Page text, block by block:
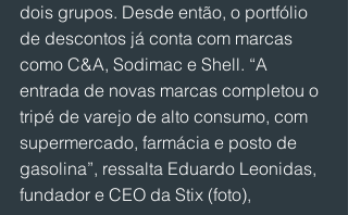
dois grupos. Desde então, o portfólio
de descontos já conta com marcas
como C&A, Sodimac e Shell. “A
entrada de novas marcas completou o
tripé de varejo de alto consumo, com
supermercado, farmácia e posto de
gasolina”, ressalta Eduardo Leonidas,
fundador e CEO da Stix (foto),